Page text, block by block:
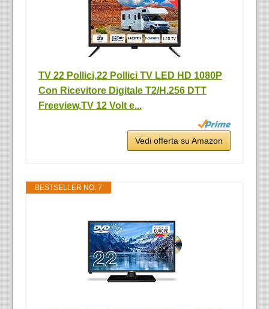
TV 22 Pollici,22 Pollici TV LED HD 1080P
Con Ricevitore Digitale T2/H.256 DTT
Freeview,TV 12 Volt e...
Vedi offerta su Amazon
BESTSELLER NO. 7